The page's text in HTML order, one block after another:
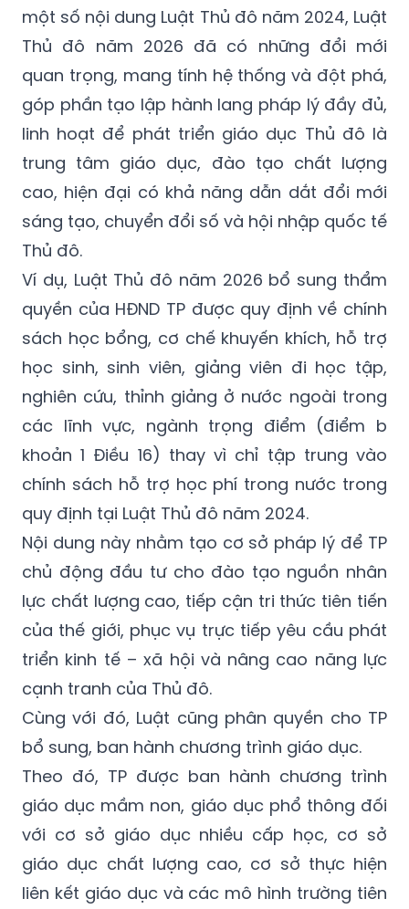
một số nội dung Luật Thủ đô năm 2024, Luật
Thủ đô năm 2026 đã có những đổi mới
quan trọng, mang tính hệ thống và đột phá,
góp phần tạo lập hành lang pháp lý đầy đủ,
linh hoạt để phát triển giáo dục Thủ đô là
trung tâm giáo dục, đào tạo chất lượng
cao, hiện đại có khả năng dẫn dắt đổi mới
sáng tạo, chuyển đổi số và hội nhập quốc tế
Thủ đô.
Ví dụ, Luật Thủ đô năm 2026 bổ sung thẩm
quyền của HĐND TP được quy định về chính
sách học bổng, cơ chế khuyến khích, hỗ trợ
học sinh, sinh viên, giảng viên đi học tập,
nghiên cứu, thỉnh giảng ở nước ngoài trong
các lĩnh vực, ngành trọng điểm (điểm b
khoản 1 Điều 16) thay vì chỉ tập trung vào
chính sách hỗ trợ học phí trong nước trong
quy định tại Luật Thủ đô năm 2024.
Nội dung này nhằm tạo cơ sở pháp lý để TP
chủ động đầu tư cho đào tạo nguồn nhân
lực chất lượng cao, tiếp cận tri thức tiên tiến
của thế giới, phục vụ trực tiếp yêu cầu phát
triển kinh tế – xã hội và nâng cao năng lực
cạnh tranh của Thủ đô.
Cùng với đó, Luật cũng phân quyền cho TP
bổ sung, ban hành chương trình giáo dục.
Theo đó, TP được ban hành chương trình
giáo dục mầm non, giáo dục phổ thông đối
với cơ sở giáo dục nhiều cấp học, cơ sở
giáo dục chất lượng cao, cơ sở thực hiện
liên kết giáo dục và các mô hình trường tiên